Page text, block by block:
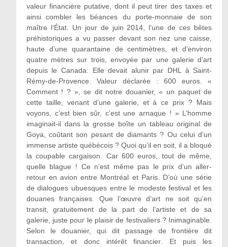
valeur financière putative, dont il peut tirer des taxes et
ainsi combler les béances du porte-monnaie de son
maître l’État. Un jour de juin 2014, l’une de ces bêtes
préhistoriques a vu passer devant son nez une caisse,
haute d’une quarantaine de centimètres, et d’environ
quatre mètres sur trois, envoyée par une galerie d’art
depuis le Canada. Elle devait alunir par DHL à Saint-
Rémy-de-Provence. Valeur déclarée : 600 euros. «
Comment ! ? », se dit notre douanier, « un paquet de
cette taille, venant d’une galerie, et à ce prix ? Mais
voyons, c’est bien sûr, c’est une arnaque ! » L’homme
imaginait-il dans la grosse boîte un tableau original de
Goya, coûtant son pesant de diamants ? Ou celui d’un
immense artiste québécois ? Quoi qu’il en soit, il a bloqué
la coupable cargaison. Car 600 euros, tout de même,
quelle blague ! Ce n’est même pas le prix d’un aller-
retour en avion entre Montréal et Paris. D’où une série
de dialogues ubuesques entre le modeste festival et les
douanes françaises. Que l’œuvre d’art ne soit qu’en
transit, gratuitement de la part de l’artiste et de sa
galerie, juste pour le plaisir de festivaliers ? Inimaginable.
Selon le douanier, qui dit passage de frontière dit
transaction, et donc intérêt financier. Et puis les